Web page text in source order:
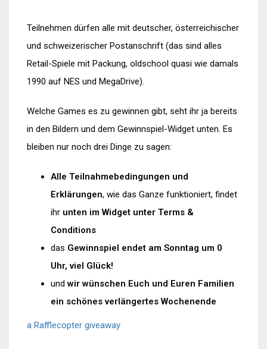
Teilnehmen dürfen alle mit deutscher, österreichischer
und schweizerischer Postanschrift (das sind alles
Retail-Spiele mit Packung, oldschool quasi wie damals
1990 auf NES und MegaDrive).
Welche Games es zu gewinnen gibt, seht ihr ja bereits
in den Bildern und dem Gewinnspiel-Widget unten. Es
bleiben nur noch drei Dinge zu sagen:
Alle Teilnahmebedingungen und
Erklärungen, wie das Ganze funktioniert, findet
ihr unten im Widget unter Terms &
Conditions
das Gewinnspiel endet am Sonntag um 0
Uhr, viel Glück!
und wir wünschen Euch und Euren Familien
ein schönes verlängertes Wochenende
a Rafflecopter giveaway